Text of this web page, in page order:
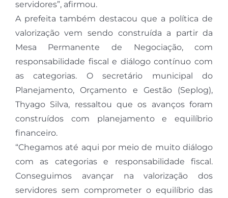
servidores”, afirmou.
A prefeita também destacou que a política de
valorização vem sendo construída a partir da
Mesa Permanente de Negociação, com
responsabilidade fiscal e diálogo contínuo com
as categorias. O secretário municipal do
Planejamento, Orçamento e Gestão (Seplog),
Thyago Silva, ressaltou que os avanços foram
construídos com planejamento e equilíbrio
financeiro.
“Chegamos até aqui por meio de muito diálogo
com as categorias e responsabilidade fiscal.
Conseguimos avançar na valorização dos
servidores sem comprometer o equilíbrio das